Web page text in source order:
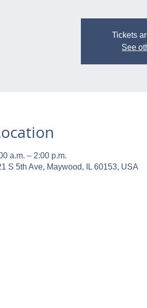
Tickets
See
a.m. – 2:00 p.m.
S 5th Ave, Maywood, IL 60153, USA